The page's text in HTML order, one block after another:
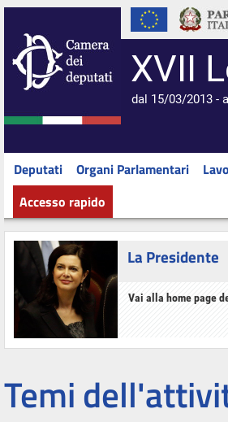
XVII
dal 15/03/2013 -
Deputati Organi Parlamentari
Accesso rapido
La Presidente
Vai alla home page
Temi